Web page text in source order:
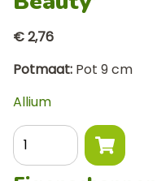
€ 2,76
Potmaat Pot 9 cm
Allium
Aantal